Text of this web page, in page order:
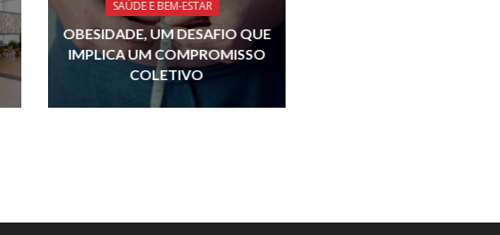
SAÚDE E BEM-ESTAR
OBESIDADE, UM DESAFIO QUE
IMPLICA UM COMPROMISSO
COLETIVO